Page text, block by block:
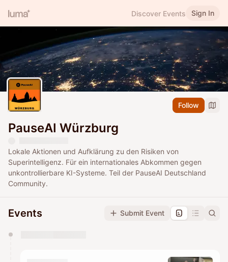
Discover Events Sign In
Follow
PauseAI Würzburg
Lokale Aktionen und Aufklärung zu den Risiken von
Superintelligenz. Für ein internationales Abkommen gegen
unkontrollierbare KI-Systeme. Teil der PauseAI Deutschland
Community.
Events Submit Event